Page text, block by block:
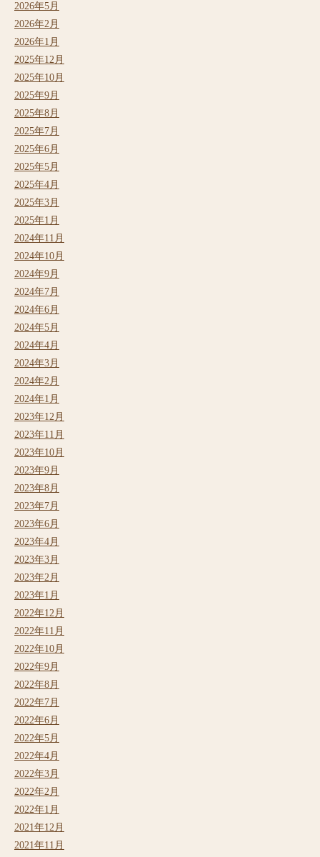
2026年5月
2026年2月
2026年1月
2025年12月
2025年10月
2025年9月
2025年8月
2025年7月
2025年6月
2025年5月
2025年4月
2025年3月
2025年1月
2024年11月
2024年10月
2024年9月
2024年7月
2024年6月
2024年5月
2024年4月
2024年3月
2024年2月
2024年1月
2023年12月
2023年11月
2023年10月
2023年9月
2023年8月
2023年7月
2023年6月
2023年4月
2023年3月
2023年2月
2023年1月
2022年12月
2022年11月
2022年10月
2022年9月
2022年8月
2022年7月
2022年6月
2022年5月
2022年4月
2022年3月
2022年2月
2022年1月
2021年12月
2021年11月